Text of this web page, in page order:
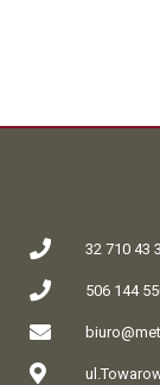
32 710 43
506 144